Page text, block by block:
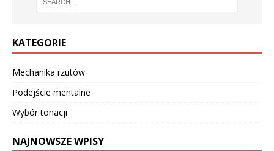
KATEGORIE
Mechanika rzutów
Podejście mentalne
Wybór tonacji
NAJNOWSZE WPISY